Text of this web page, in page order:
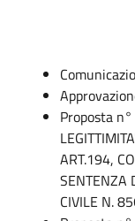
Proposta
ART.194,
SENTENZA
CIVILE N.